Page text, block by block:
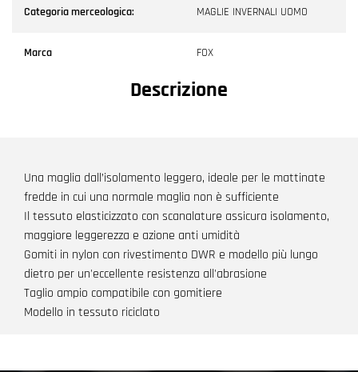
Categoria merceologica: MAGLIE INVERNALI UOMO
Marca FOX
Descrizione
Una maglia dall’isolamento leggero, ideale per le mattinate
fredde in cui una normale maglia non è sufficiente
Il tessuto elasticizzato con scanalature assicura isolamento,
maggiore leggerezza e azione anti umidità
Gomiti in nylon con rivestimento DWR e modello più lungo
dietro per un'eccellente resistenza all'abrasione
Taglio ampio compatibile con gomitiere
Modello in tessuto riciclato